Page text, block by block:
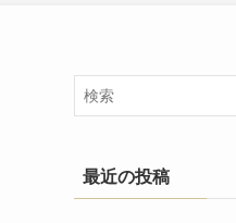
最近の投稿